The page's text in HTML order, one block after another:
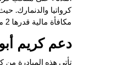
كرواتيا والدنمارك.
مكافأة مالية قدرها 2 مليون جنيه مصري، وذلك لتشجيعهم على تحقيق حلم الوصول إلى المربع الذهبي.
دعم كريم
تأتي هذه المبادرة